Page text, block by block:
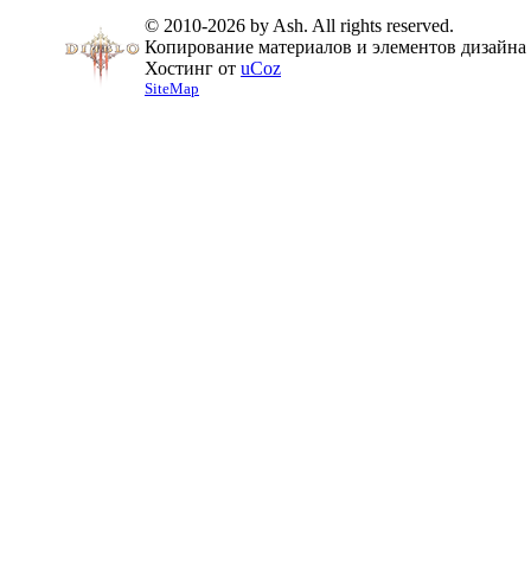
© 2010-2026 by Ash. All rights reserved.
Копирование материалов и элементов
Хостинг от uCoz
SiteMap